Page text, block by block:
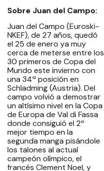
Sobre Juan del Campo:
Juan del Campo (Euroski-
NKEF), de 27 años, quedó
el 25 de enero ya muy
cerca de meterse entre los
30 primeros de Copa del
Mundo este invierno con
una 34ª posición en
Schladming (Austria). Del
campo volvió a demostrar
un altísimo nivel en la Copa
de Europa de Val di Fassa
donde consiguió el 2º
mejor tiempo en la
segunda manga pisándole
los talones al actual
campeón olímpico, el
francés Clement Noel, y